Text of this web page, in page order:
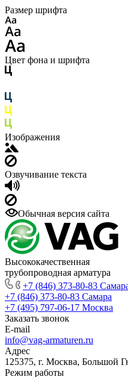
Размер шрифта
Цвет фона и шрифта
Изображения
Озвучивание текста
Обычная версия сайта
Высококачественная
трубопроводная арматура
+7 (846) 373-80-83
+7 (846) 373-80-83 Самара
+7 (495) 797-06-17 Москва
Заказать звонок
E-mail
info@vag-armaturen.ru
Адрес
125375, г. Москва, Большой
Режим работы